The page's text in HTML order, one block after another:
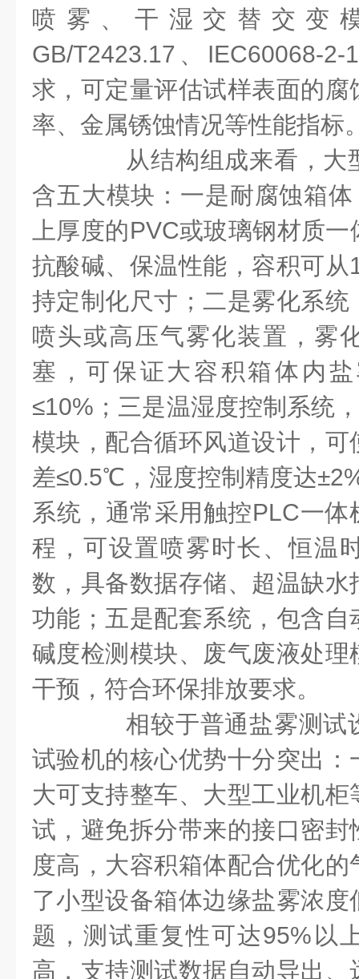
喷雾、干湿交替交变
GB/T2423.17、IEC60068-
求，可定量评估试样表面的
率、金属锈蚀情况等性能指标
从结构组成来看，大
含五大模块：一是耐腐蚀箱
上厚度的PVC或玻璃钢材质
抗酸碱、保温性能，容积可从
持定制化尺寸；二是雾化系
喷头或高压气雾化装置，雾
塞，可保证大容积箱体内
≤10%；三是温湿度控制系统
模块，配合循环风道设计，
差≤0.5℃，湿度控制精度达
系统，通常采用触控PLC一
程，可设置喷雾时长、恒温
数，具备数据存储、超温缺
功能；五是配套系统，包含
碱度检测模块、废气废液处
干预，符合环保排放要求。
相较于普通盐雾测试
试验机的核心优势十分突出
大可支持整车、大型工业机
试，避免拆分带来的接口密
度高，大容积箱体配合优化
了小型设备箱体边缘盐雾浓
题，测试重复性可达95%以
高，支持测试数据自动导出